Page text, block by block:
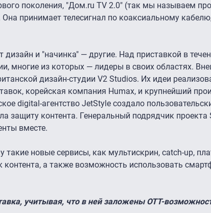
поколения, "Дом.ru TV 2.0″ (так мы называем
Она принимает телесигнал по коаксиальному
дизайн и "начинка" — другие. Над приставкой в
многие из которых — лидеры в своих областях.
дизайн-студии V2 Studios. Их идеи
корейская компания Humax, и крупнейший
digital-агентство JetStyle создало
защиту контента. Генеральный подрядчик проекта
вместе.
такие новые сервисы, как мультискрин, catch-up,
контента, а также возможность использовать
учитывая, что в ней заложены OTT-